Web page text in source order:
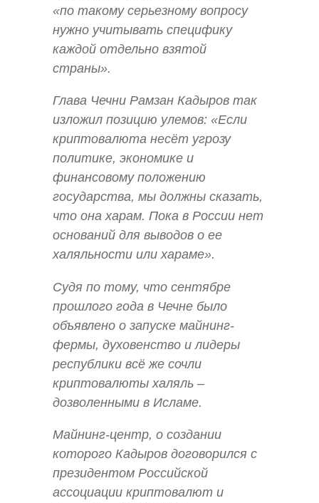
«по такому серьезному вопросу
нужно учитывать специфику
каждой отдельно взятой
страны».
Глава Чечни Рамзан Кадыров так
изложил позицию улемов: «Если
криптовалюта несёт угрозу
политике, экономике и
финансовому положению
государства, мы должны сказать,
что она харам. Пока в России нет
оснований для выводов о ее
халяльности или хараме».
Судя по тому, что сентябре
прошлого года в Чечне было
объявлено о запуске майнинг-
фермы, духовенство и лидеры
республики всё же сочли
криптовалюты халяль –
дозволенными в Исламе.
Майнинг-центр, о создании
которого Кадыров договорился с
президентом Российской
ассоциации криптовалют и